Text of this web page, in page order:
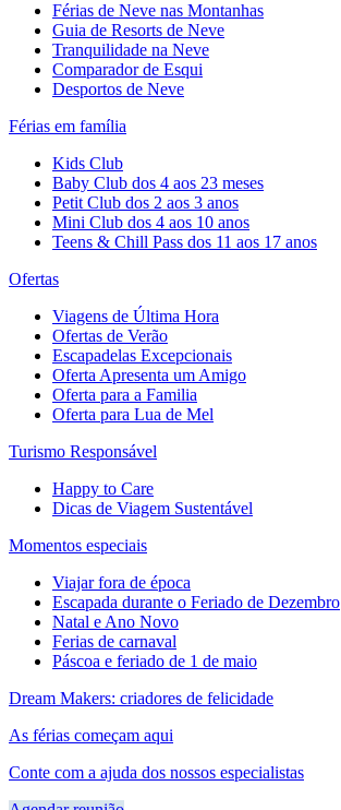
Férias de Neve nas Montanhas
Guia de Resorts de Neve
Tranquilidade na Neve​
Comparador de Esqui
Desportos de Neve
Férias em família
Kids Club
Baby Club dos 4 aos 23 meses
Petit Club dos 2 aos 3 anos
Mini Club dos 4 aos 10 anos
Teens & Chill Pass dos 11 aos 17 anos
Ofertas
Viagens de Última Hora
Ofertas de Verão
Escapadelas Excepcionais
Oferta Apresenta um Amigo
Oferta para a Familia
Oferta para Lua de Mel
Turismo Responsável
Happy to Care
Dicas de Viagem Sustentável
Momentos especiais
Viajar fora de época
Escapada durante o Feriado de Dezembro
Natal e Ano Novo
Ferias de carnaval
Páscoa e feriado de 1 de maio
Dream Makers: criadores de felicidade
As férias começam aqui
Conte com a ajuda dos nossos especialistas